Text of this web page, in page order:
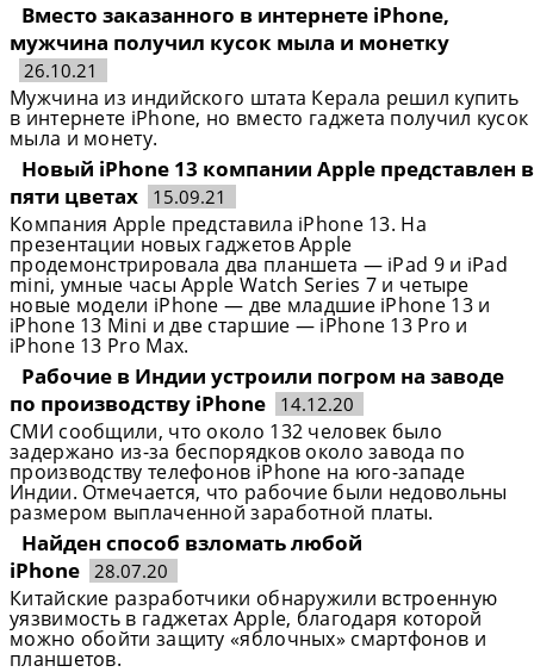
Вместо заказанного в интернете iPhone,
мужчина получил кусок мыла и монетку
26.10.21
Мужчина из индийского штата Керала решил купить
в интернете iPhone, но вместо гаджета получил кусок
мыла и монету.
Новый iPhone 13 компании Apple представлен в
пяти цветах
15.09.21
Компания Apple представила iPhone 13. На
презентации новых гаджетов Apple
продемонстрировала два планшета — iPad 9 и iPad
mini, умные часы Apple Watch Series 7 и четыре
новые модели iPhone — две младшие iPhone 13 и
iPhone 13 Mini и две старшие — iPhone 13 Pro и
iPhone 13 Pro Max.
Рабочие в Индии устроили погром на заводе
по производству iPhone
14.12.20
СМИ сообщили, что около 132 человек было
задержано из-за беспорядков около завода по
производству телефонов iPhone на юго-западе
Индии. Отмечается, что рабочие были недовольны
размером выплаченной заработной платы.
Найден способ взломать любой
iPhone 28.07.20
Китайские разработчики обнаружили встроенную
уязвимость в гаджетах Apple, благодаря которой
можно обойти защиту «яблочных» смартфонов и
планшетов.